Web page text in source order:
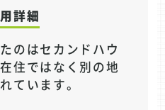
詳細
のはセカンドハウ
住ではなく別の地
ています。